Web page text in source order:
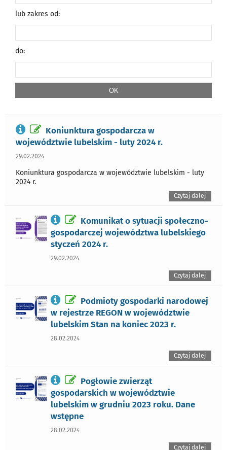
lub zakres od:
do:
Koniunktura gospodarcza w
województwie lubelskim - luty 2024 r.
29.02.2024
Koniunktura gospodarcza w województwie lubelskim - luty
2024 r.
Czytaj dalej
Komunikat o sytuacji społeczno-
gospodarczej województwa lubelskiego
styczeń 2024 r.
29.02.2024
Czytaj dalej
Podmioty gospodarki narodowej
w rejestrze REGON w województwie
lubelskim Stan na koniec 2023 r.
28.02.2024
Czytaj dalej
Pogłowie zwierząt
gospodarskich w województwie
lubelskim w grudniu 2023 roku. Dane
wstępne
28.02.2024
Czytaj dalej